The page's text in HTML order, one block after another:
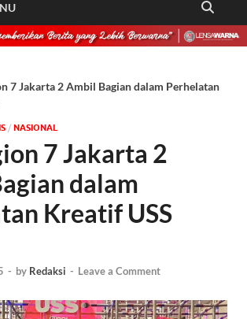
7 Jakarta 2 Ambil Bagian dalam Perhelatan
/ NASIONAL
7 Jakarta 2
dalam
Kreatif USS
- by Redaksi - Leave a Comment